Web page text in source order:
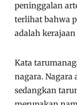
peninggalan
terlihat bahwa
adalah
Kata
nagara. Nagara
sedangkan